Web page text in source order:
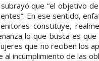
que “el objetivo
En ese sentido,
constituye,
lo que busca es
que no reciben los
incumplimiento de las